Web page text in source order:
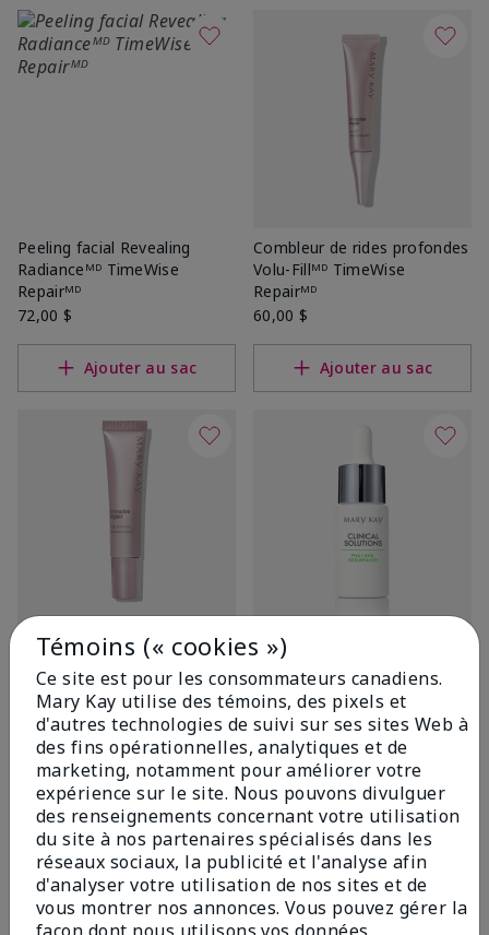
Peeling facial Revealing
Radianceᴹᴰ TimeWise
Repairᴹᴰ
72,00 $
Ajouter au sac
Combleur de rides profondes
Volu-Fillᴹᴰ TimeWise
Repairᴹᴰ
60,00 $
Ajouter au sac
Crème régénératrice pour les
yeux Volu-Firmᴹᴰ TimeWise
Repairᴹᴰ
50,00 $
Ajouter au sac
Lisseur au PHA+AHA Mary
Kay Clinical Solutionsᴹᴰ
45,00 $
Ajouter au sac
Témoins (« cookies »)
Ce site est pour les consommateurs canadiens.
Mary Kay utilise des témoins, des pixels et
d'autres technologies de suivi sur ses sites Web à
des fins opérationnelles, analytiques et de
marketing, notamment pour améliorer votre
expérience sur le site. Nous pouvons divulguer
des renseignements concernant votre utilisation
du site à nos partenaires spécialisés dans les
réseaux sociaux, la publicité et l'analyse afin
d'analyser votre utilisation de nos sites et de
vous montrer nos annonces. Vous pouvez gérer la